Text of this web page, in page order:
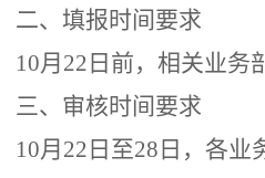
二、填报时间要求
10月 22 日前，相关业务
三、审核时间要求
10月 22 日至28 日，各业